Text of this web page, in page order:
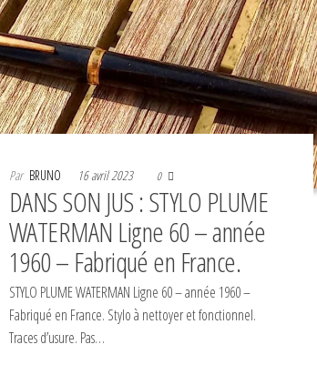
Par BRUNO 16 avril 2023 0
DANS SON JUS : STYLO PLUME
WATERMAN Ligne 60 – année
1960 – Fabriqué en France.
STYLO PLUME WATERMAN Ligne 60 – année 1960 –
Fabriqué en France. Stylo à nettoyer et fonctionnel.
Traces d’usure. Pas…